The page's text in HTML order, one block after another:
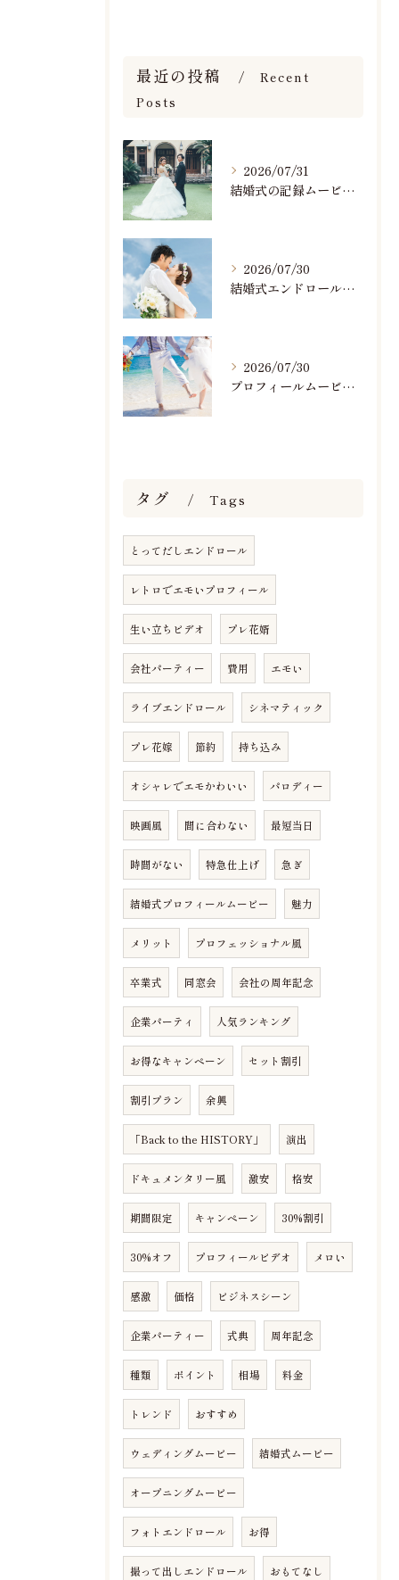
最近の投稿
Recent
Posts
2026/07/31
結婚式の記録ムービーの映像撮影スタッフを募集中です
2026/07/30
結婚式エンドロールで人気のおすすめBGM楽曲ランキング！(7/29最新)
2026/07/30
プロフィールムービーで人気おすすめのBGM楽曲ランキング！(7/29最新)
タグ Tags
とってだしエンドロール
レトロでエモいプロフィール
生い立ちビデオ プレ花婿
会社パーティー 費用 エモい
ライブエンドロール シネマティック
プレ花嫁 節約 持ち込み
オシャレでエモかわいい パロディー
映画風 間に合わない 最短当日
時間がない 特急仕上げ 急ぎ
結婚式プロフィールムービー 魅力
メリット プロフェッショナル風
卒業式 同窓会 会社の周年記念
企業パーティ 人気ランキング
お得なキャンペーン セット割引
割引プラン 余興
「Back to the HISTORY」 演出
ドキュメンタリー風 激安 格安
期間限定 キャンペーン 30%割引
30%オフ プロフィールビデオ メロい
感激 価格 ビジネスシーン
企業パーティー 式典 周年記念
種類 ポイント 相場 料金
トレンド おすすめ
ウェディングムービー 結婚式ムービー
オープニングムービー
フォトエンドロール お得
撮って出しエンドロール おもてなし